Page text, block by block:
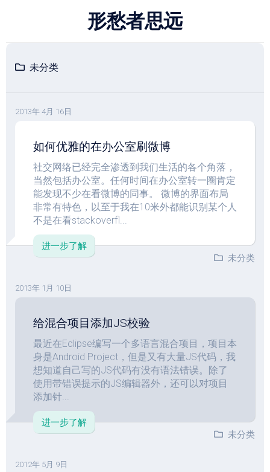
形愁者思远
未分类
2013年 4月 16日
如何优雅的在办公室刷微博
社交网络已经完全渗透到我们生活的各个角落，
当然包括办公室。任何时间在办公室转一圈肯定
能发现不少在看微博的同事。 微博的界面布局
非常有特色，以至于我在10米外都能识别某个人
不是在看stackoverfl...
进一步了解
未分类
2013年 1月 10日
给混合项目添加JS校验
最近在Eclipse编写一个多语言混合项目，项目本
身是Android Project，但是又有大量JS代码，我
想知道自己写的JS代码有没有语法错误。除了
使用带错误提示的JS编辑器外，还可以对项目
添加针...
进一步了解
未分类
2012年 5月 9日